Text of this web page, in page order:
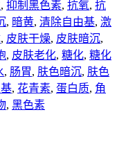
, 抑制黑色素, 抗氧, 抗
, 暗黄, 清除自由基, 激
, 皮肤干燥, 皮肤暗沉,
, 皮肤老化, 糖化, 糖化
, 肠胃, 肤色暗沉, 肤色
, 花青素, 蛋白质, 角
, 黑色素